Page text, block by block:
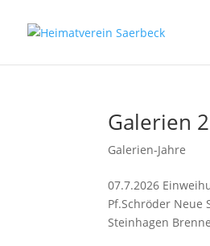
Galerien
Galerien-Jahre
07.7.2026
Pf.Schröder Neue
Steinhagen